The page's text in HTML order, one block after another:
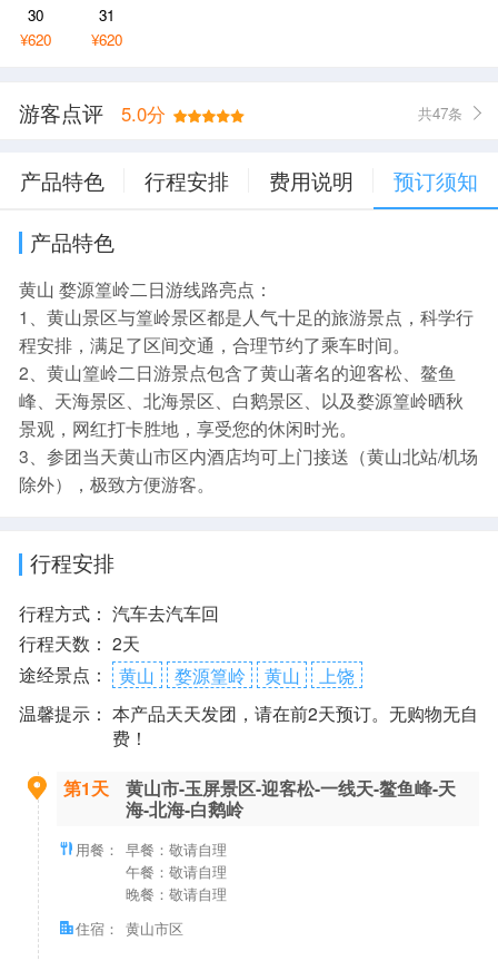
30
¥620
31
¥620
游客点评 5.0分 共47条
产品特色 行程安排 费用说明 预订须知
产品特色
黄山 婺源篁岭二日游线路亮点：
1、黄山景区与篁岭景区都是人气十足的旅游景点，科学行
程安排，满足了区间交通，合理节约了乘车时间。
2、黄山篁岭二日游景点包含了黄山著名的迎客松、鳌鱼
峰、天海景区、北海景区、白鹅景区、以及婺源篁岭晒秋
景观，网红打卡胜地，享受您的休闲时光。
3、参团当天黄山市区内酒店均可上门接送（黄山北站/机场
除外），极致方便游客。
行程安排
行程方式： 汽车去汽车回
行程天数： 2天
途经景点：
黄山 婺源篁岭 黄山
上饶
温馨提示： 本产品天天发团，请在前2天预订。无购物无自
费！
第1天
黄山市-玉屏景区-迎客松-一线天-鳌鱼峰-天
海-北海-白鹅岭
用餐： 早餐：敬请自理
午餐：敬请自理
晚餐：敬请自理
住宿： 黄山市区